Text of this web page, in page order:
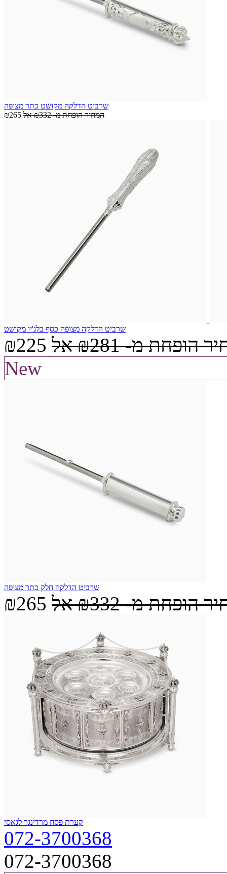
שרביט הדלקה מקושט כתר מצופה
₪265
המחיר הופחת מ-₪332 אל
שרביט הדלקה מצופה כסף בלג'יו מקושט
₪225 הופחת מ-₪281 אל
New
שרביט הדלקה חלק כתר מצופה
₪265 הופחת מ-₪332 אל
קערת פסח מרדינגר לגאסי
072-3700368
072-3700368